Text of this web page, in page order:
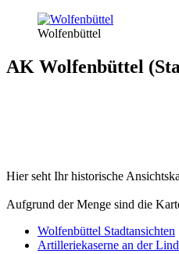
Wolfenbüttel
AK Wolfenbüttel
Hier seht Ihr historische
Aufgrund der Menge sind die
Wolfenbüttel Stadtansichten
Artilleriekaserne an der